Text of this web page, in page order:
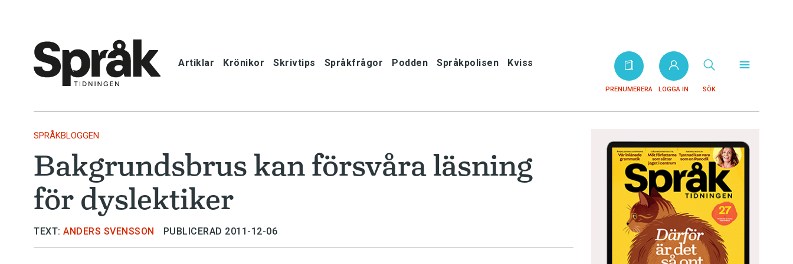
Artiklar Krönikor Skrivtips Språkfrågor Podden Språkpolisen Kviss
PRENUMERERA LOGGA IN SÖK
Krönikor
Språkfrågor
Skrivtips
SPRÅKBLOGGEN
Bakgrundsbrus kan försvåra läsning
för dyslektiker
TEXT: ANDERS SVENSSON PUBLICERAD 2011-12-06